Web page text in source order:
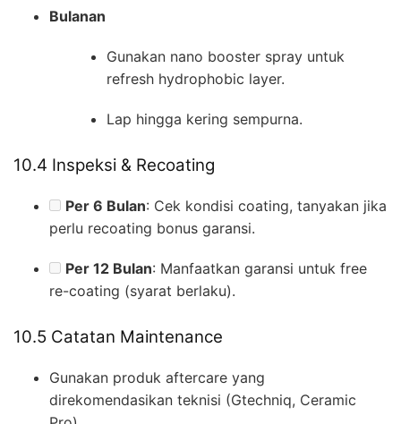
Bulanan
Gunakan nano booster spray untuk
refresh hydrophobic layer.
Lap hingga kering sempurna.
10.4 Inspeksi & Recoating
Per 6 Bulan: Cek kondisi coating, tanyakan jika
perlu recoating bonus garansi.
Per 12 Bulan: Manfaatkan garansi untuk free
re-coating (syarat berlaku).
10.5 Catatan Maintenance
Gunakan produk aftercare yang
direkomendasikan teknisi (Gtechniq, Ceramic